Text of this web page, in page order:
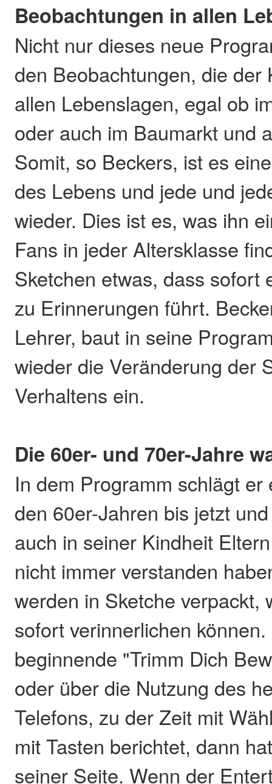
Beobachtungen in allen
Nicht nur dieses neue
den Beobachtungen, die der
allen Lebenslagen, egal ob
oder auch im Baumarkt und
Somit, so Beckers, ist es
des Lebens und jede und
wieder. Dies ist es, was ihn
Fans in jeder Altersklasse
Sketchen etwas, dass sofort
zu Erinnerungen führt.
Lehrer, baut in seine
wieder die Veränderung der
Verhaltens ein.
Die 60er- und 70er-Jahre
In dem Programm schlägt
den 60er-Jahren bis jetzt
auch in seiner Kindheit
nicht immer verstanden
werden in Sketche verpackt,
sofort verinnerlichen
beginnende "Trimm Dich
oder über die Nutzung des
Telefons, zu der Zeit mit
mit Tasten berichtet, dann
seiner Seite. Wenn der